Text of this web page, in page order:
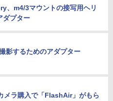
、m4/3マウントの接写用ヘリ
ダプター
影するためのアダプター
メラ購入で「FlashAir」がもら